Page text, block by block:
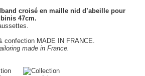
croisé en maille nid d’abeille pour
47cm.
confection MADE IN FRANCE.
made in France.